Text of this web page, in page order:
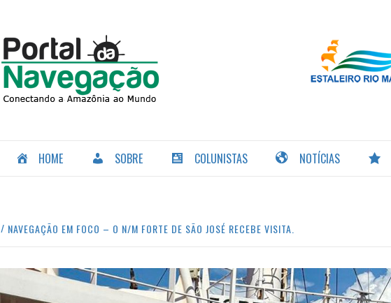
NAVEGAÇÃO
HOME SOBRE COLUNISTAS NOTÍCIAS
NAVEGAÇÃO EM FOCO – O N/M FORTE DE SÃO JOSÉ RECEBE VISITA.